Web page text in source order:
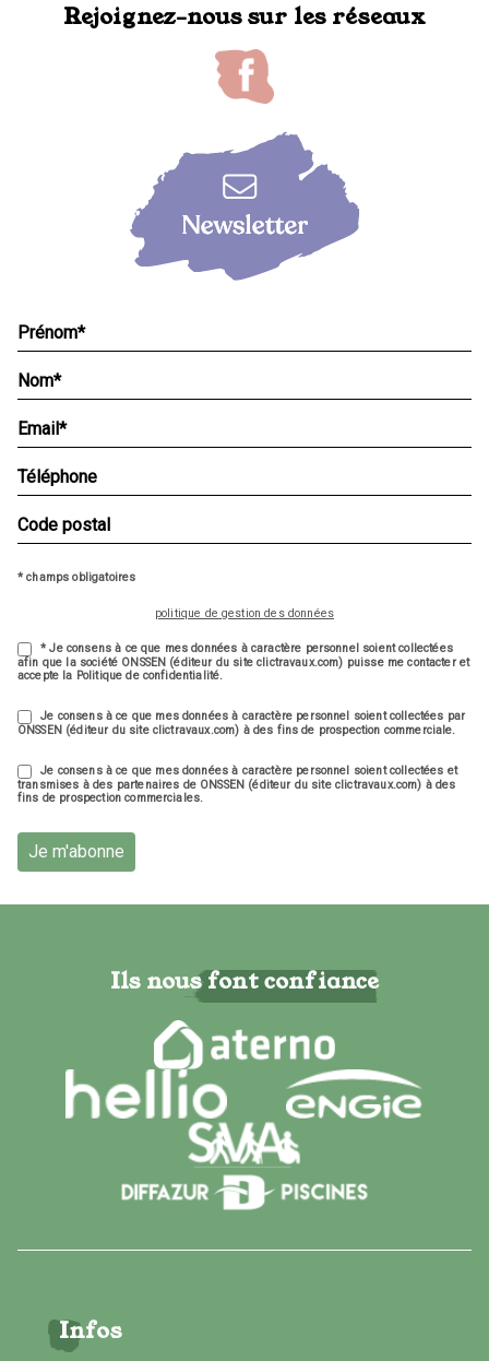
Rejoignez-nous sur les réseaux
* champs obligatoires
politique de gestion des données
* Je consens à ce que mes données à caractère personnel soient collectées
afin que la société ONSSEN (éditeur du site clictravaux.com) puisse me contacter et
accepte la Politique de confidentialité.
Je consens à ce que mes données à caractère personnel soient collectées par
ONSSEN (éditeur du site clictravaux.com) à des fins de prospection commerciale.
Je consens à ce que mes données à caractère personnel soient collectées et
transmises à des partenaires de ONSSEN (éditeur du site clictravaux.com) à des
fins de prospection commerciales.
Je m'abonne
Ils nous font confiance
Infos